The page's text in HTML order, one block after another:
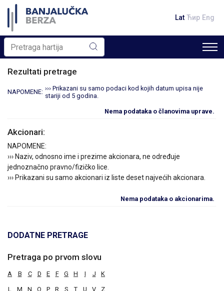
Lat Ћир Eng
Rezultati pretrage
NAPOMENE: ››› Prikazani su samo podaci kod kojih datum upisa nije
stariji od 5 godina.
Nema podataka o članovima uprave.
Akcionari:
NAPOMENE:
››› Naziv, odnosno ime i prezime akcionara, ne određuje
jednoznačno pravno/fizičko lice.
››› Prikazani su samo akcionari iz liste deset najvećih akcionara.
Nema podataka o akcionarima.
DODATNE PRETRAGE
Pretraga po prvom slovu
A B C D E F G H I J K
L M N O P R S T U V Z